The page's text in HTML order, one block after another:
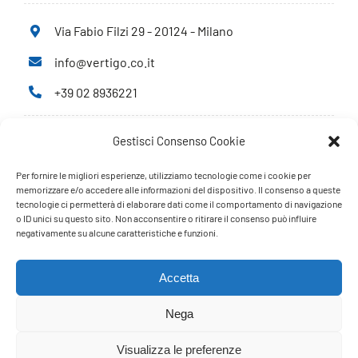
Gestisci Consenso Cookie
Per fornire le migliori esperienze, utilizziamo tecnologie come i cookie per
memorizzare e/o accedere alle informazioni del dispositivo. Il consenso a queste
tecnologie ci permetterà di elaborare dati come il comportamento di navigazione
o ID unici su questo sito. Non acconsentire o ritirare il consenso può influire
negativamente su alcune caratteristiche e funzioni.
Accetta
Nega
Visualizza le preferenze
Via Fabio Filzi 29 - 20124 - Milano
info@vertigo.co.it
+39 02 8936221
Privacy Policy
Cookie Policy
PARTNERS